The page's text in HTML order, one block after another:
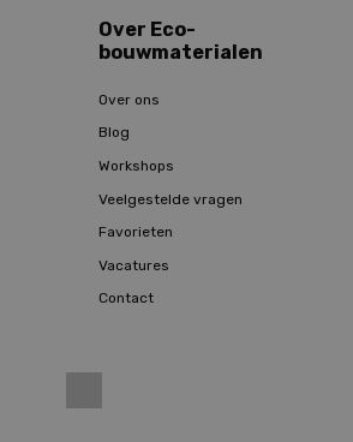
Over Eco-
bouwmaterialen
Over ons
Blog
Workshops
Veelgestelde vragen
Favorieten
Vacatures
Contact